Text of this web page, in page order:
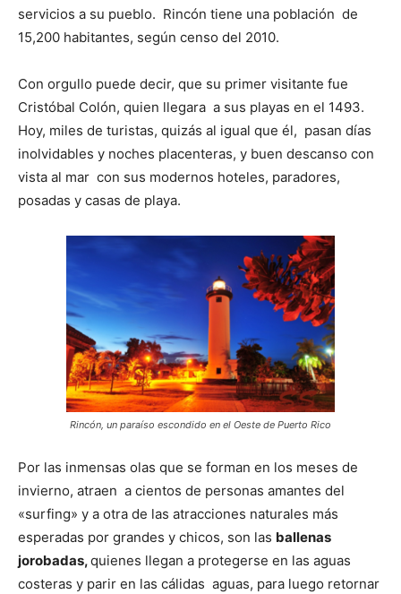
servicios a su pueblo. Rincón tiene una población de
15,200 habitantes, según censo del 2010.
Con orgullo puede decir, que su primer visitante fue
Cristóbal Colón, quien llegara a sus playas en el 1493.
Hoy, miles de turistas, quizás al igual que él, pasan días
inolvidables y noches placenteras, y buen descanso con
vista al mar con sus modernos hoteles, paradores,
posadas y casas de playa.
Rincón, un paraíso escondido en el Oeste de Puerto Rico
Por las inmensas olas que se forman en los meses de
invierno, atraen a cientos de personas amantes del
«surfing» y a otra de las atracciones naturales más
esperadas por grandes y chicos, son las ballenas
jorobadas,quienes llegan a protegerse en las aguas
costeras y parir en las cálidas aguas, para luego retornar